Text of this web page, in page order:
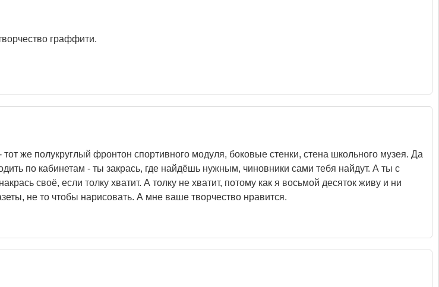
граффити.
же полукруглый фронтон спортивного модуля, боковые стенки, стена школьного музея. Да
по кабинетам - ты закрась, где найдёшь нужным, чиновники сами тебя найдут. А ты с
своё, если толку хватит. А толку не хватит, потому как я восьмой десяток живу и ни
не то чтобы нарисовать. А мне ваше творчество нравится.